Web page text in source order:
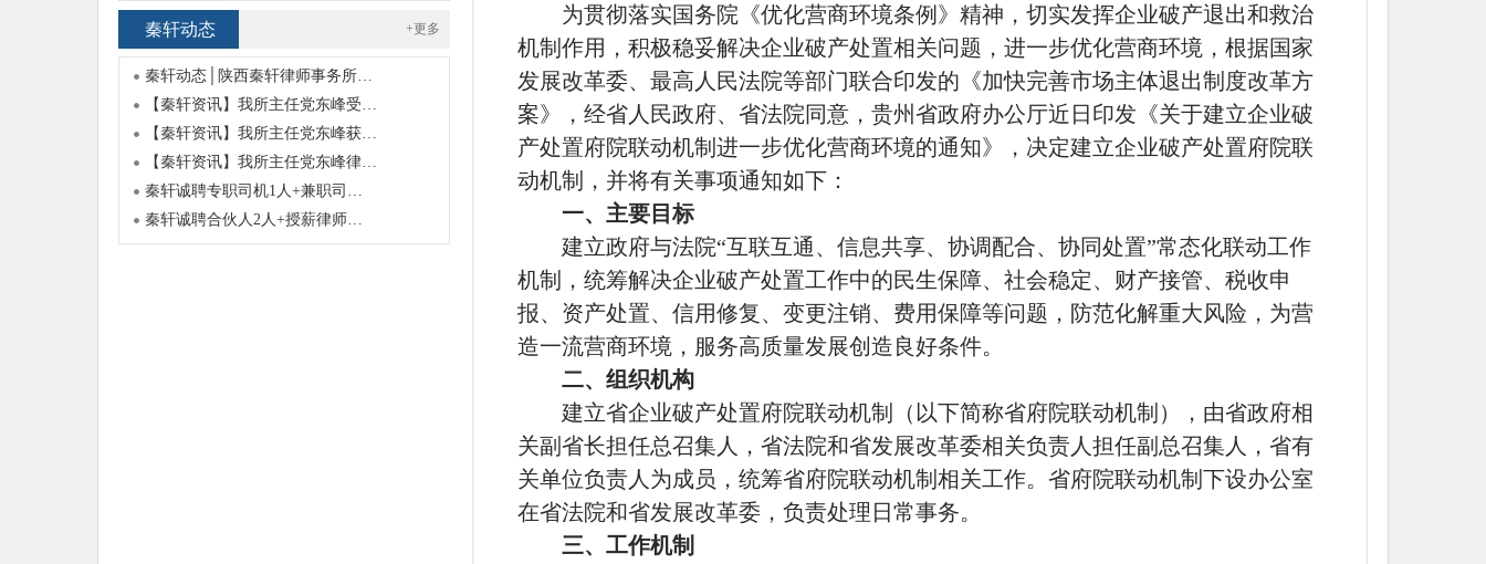
为贯彻落实国务院《优化营商环境条例》精神，切实发挥企业破产退出和救治
机制作用，积极稳妥解决企业破产处置相关问题，进一步优化营商环境，根据国家
发展改革委、最高人民法院等部门联合印发的《加快完善市场主体退出制度改革方
案》，经省人民政府、省法院同意，贵州省政府办公厅近日印发《关于建立企业破
产处置府院联动机制进一步优化营商环境的通知》，决定建立企业破产处置府院联
动机制，并将有关事项通知如下：
一、主要目标
建立政府与法院“互联互通、信息共享、协调配合、协同处置”常态化联动工作
机制，统筹解决企业破产处置工作中的民生保障、社会稳定、财产接管、税收申
报、资产处置、信用修复、变更注销、费用保障等问题，防范化解重大风险，为营
造一流营商环境，服务高质量发展创造良好条件。
二、组织机构
建立省企业破产处置府院联动机制（以下简称省府院联动机制），由省政府相
关副省长担任总召集人，省法院和省发展改革委相关负责人担任副总召集人，省有
关单位负责人为成员，统筹省府院联动机制相关工作。省府院联动机制下设办公室
在省法院和省发展改革委，负责处理日常事务。
三、工作机制
秦轩动态 +更多
秦轩动态│陕西秦轩律师事务所…
【秦轩资讯】我所主任党东峰受…
【秦轩资讯】我所主任党东峰获…
【秦轩资讯】我所主任党东峰律…
秦轩诚聘专职司机1人+兼职司…
秦轩诚聘合伙人2人+授薪律师…